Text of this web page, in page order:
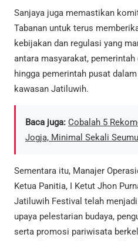
Sanjaya juga memastikan
Tabanan untuk terus
kebijakan dan regulasi yang
antara masyarakat,
hingga pemerintah pusat
kawasan Jatiluwih.
Baca juga: Cobalah 5
Jogja, Minimal Sekali
Sementara itu, Manajer
Ketua Panitia, I Ketut Jhon
Jatiluwih Festival telah
upaya pelestarian budaya,
serta promosi pariwisata